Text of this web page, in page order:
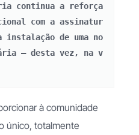
continua a reforça
com a assinatur
de uma no
— desta vez, na v
à comunidade
único, totalmente